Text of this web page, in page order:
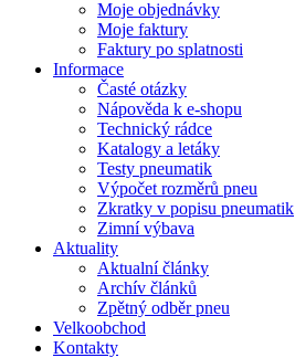
Moje objednávky
Moje faktury
Faktury po splatnosti
Informace
Časté otázky
Nápověda k e-shopu
Technický rádce
Katalogy a letáky
Testy pneumatik
Výpočet rozměrů pneu
Zkratky v popisu pneumatik
Zimní výbava
Aktuality
Aktualní články
Archív článků
Zpětný odběr pneu
Velkoobchod
Kontakty